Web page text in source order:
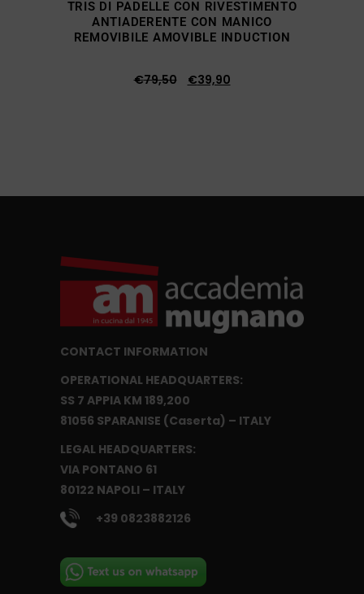
TRIS DI PADELLE CON RIVESTIMENTO
ANTIADERENTE CON MANICO
REMOVIBILE AMOVIBLE INDUCTION
€79,50 €39,90
CONTACT INFORMATION
OPERATIONAL HEADQUARTERS:
SS 7 APPIA KM 189,200
81056 SPARANISE (Caserta) – ITALY
LEGAL HEADQUARTERS:
VIA PONTANO 61
80122 NAPOLI – ITALY
+39 0823882126